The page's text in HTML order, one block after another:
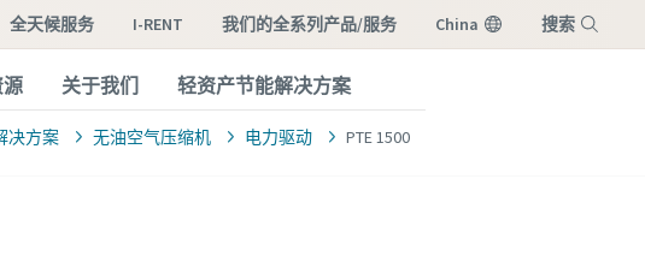
全天候服务 I-RENT 我们的全系列产品/服务 China 搜索
源 关于我们 轻资产节能解决方案
决方案 无油空气压缩机 电力驱动 PTE 1500